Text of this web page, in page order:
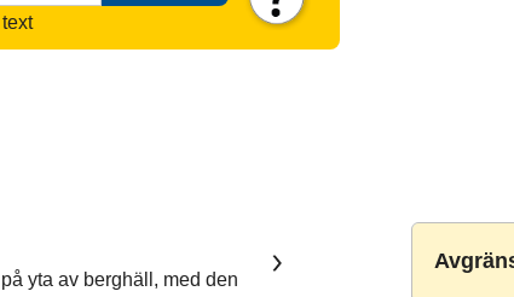
yta av berghäll, med den